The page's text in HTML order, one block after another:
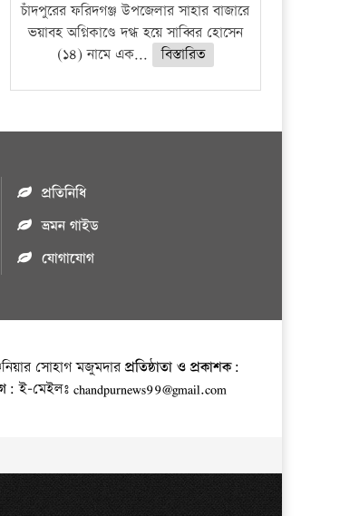
চাঁদপুরের ফরিদগঞ্জ উপজেলার সাহার বাজারে
ভয়াবহ অগ্নিকাণ্ডে দগ্ধ হয়ে সাব্বির হোসেন
(১৪) নামে এক...
বিস্তারিত
প্রতিনিধি
ভ্রমন গাইড
যোগাযোগ
সোহাগ মজুমদারপ্রতিষ্ঠাতা ও প্রকাশক:
ই-মেইলঃ chandpurnews99@gmail.com